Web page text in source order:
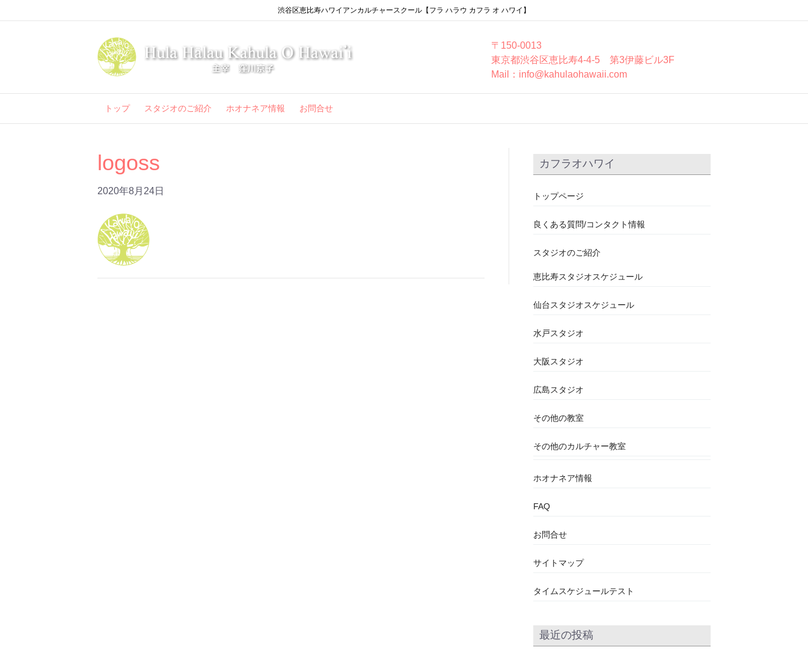
渋谷区恵比寿ハワイアンカルチャースクール【フラ ハラウ カフラ オ ハワイ】
〒150-0013
東京都渋谷区恵比寿4-4-5 第3伊藤ビル3F
Mail：info@kahulaohawaii.com
トップ スタジオのご紹介 ホオナネア情報 お問合せ
logoss
2020年8月24日
カフラオハワイ
トップページ
良くある質問/コンタクト情報
スタジオのご紹介
恵比寿スタジオスケジュール
仙台スタジオスケジュール
水戸スタジオ
大阪スタジオ
広島スタジオ
その他の教室
その他のカルチャー教室
ホオナネア情報
FAQ
お問合せ
サイトマップ
タイムスケジュールテスト
最近の投稿